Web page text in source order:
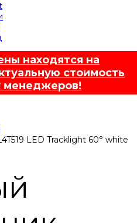
находятся на
стоимость
менеджеров!
LED Tracklight 60° white